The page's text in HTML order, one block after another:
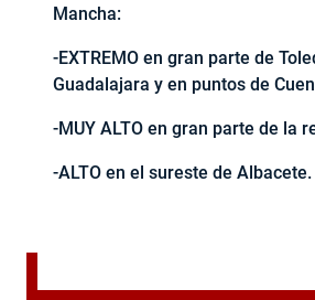
Mancha:
-EXTREMO en gran parte de
Guadalajara y en puntos de
-MUY ALTO en gran parte de la
-ALTO en el sureste de Albacete.